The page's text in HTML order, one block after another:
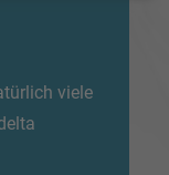
viele